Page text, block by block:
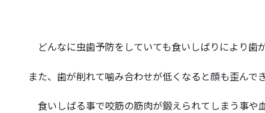
どんなに虫歯予防をしていても食いしばりにより歯
また、歯が削れて噛み合わせが低くなると顔も歪んでき
食いしばる事で咬筋の筋肉が鍛えられてしまう事や